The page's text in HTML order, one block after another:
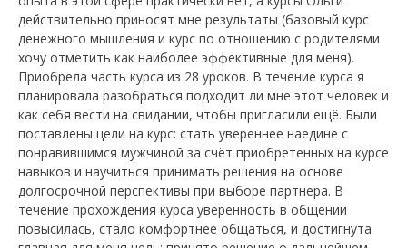
действительно приносят мне результаты (базовый курс
денежного мышления и курс по отношению с родителями
хочу отметить как наиболее эффективные для меня).
Приобрела часть курса из 28 уроков. В течение курса я
планировала разобраться подходит ли мне этот человек и
как себя вести на свидании, чтобы пригласили ещё. Были
поставлены цели на курс: стать увереннее наедине с
понравившимся мужчиной за счёт приобретенных на курсе
навыков и научиться принимать решения на основе
долгосрочной перспективы при выборе партнера. В
течение прохождения курса уверенность в общении
повысилась, стало комфортнее общаться, и достигнута